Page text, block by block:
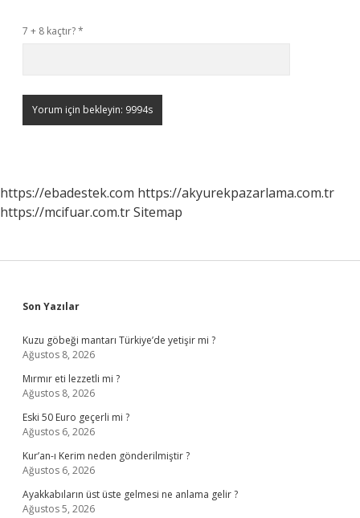
7 + 8 kaçtır?*
https://ebadestek.com https://akyurekpazarlama.com.tr
https://mcifuar.com.trSitemap
Sidebar
Son Yazılar
Kuzu göbeği mantarı Türkiye’de yetişir mi ?
Ağustos 8, 2026
Mırmır eti lezzetli mi ?
Ağustos 8, 2026
Eski 50 Euro geçerli mi ?
Ağustos 6, 2026
Kur’an-ı Kerim neden gönderilmiştir ?
Ağustos 6, 2026
Ayakkabıların üst üste gelmesi ne anlama gelir ?
Ağustos 5, 2026